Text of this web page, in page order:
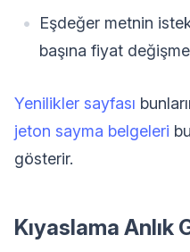
Eşdeğer metnin
başına fiyat
Yenilikler sayfası
jeton sayma belgeleri
gösterir.
Kıyaslama Anlık